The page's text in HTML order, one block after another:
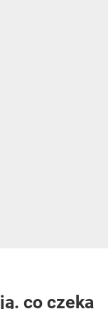
co czeka